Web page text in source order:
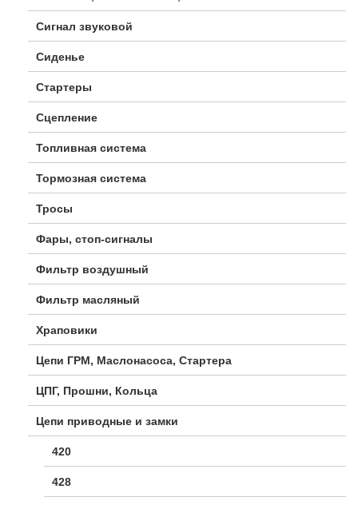
Сигнал звуковой
Сиденье
Стартеры
Сцепление
Топливная система
Тормозная система
Тросы
Фары, стоп-сигналы
Фильтр воздушный
Фильтр масляный
Храповики
Цепи ГРМ, Маслонасоса, Стартера
ЦПГ, Прошни, Кольца
Цепи приводные и замки
420
428